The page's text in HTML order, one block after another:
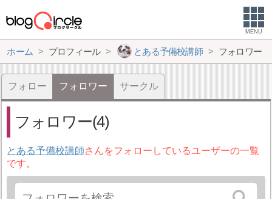
MENU
ホーム プロフィール とある予備校講師 フォロワー
フォロー フォロワー サークル
フォロワー(4)
とある予備校講師さんをフォローしているユーザーの一覧
です。